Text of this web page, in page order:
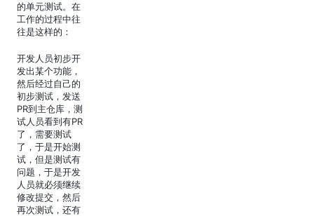
的单元测试。在
工作的过程中往
往是这样的：
开发人员初步开
发出某个功能，
然后经过自己的
初步测试，发送
PR到主仓库，测
试人员看到有PR
了，需要测试
了，于是开始测
试，但是测试有
问题，于是开发
人员就必须继续
修改提交，然后
再次测试，还有